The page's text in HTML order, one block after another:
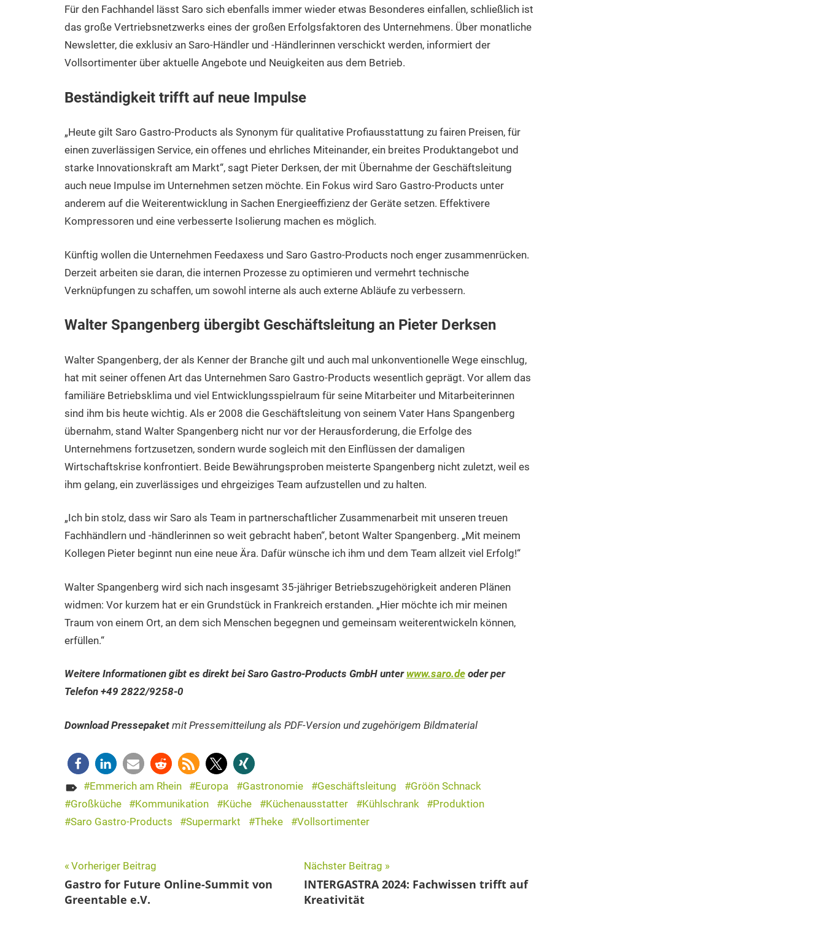
Für den Fachhandel lässt Saro sich ebenfalls immer wieder etwas Besonderes einfallen, schließlich ist
das große Vertriebsnetzwerks eines der großen Erfolgsfaktoren des Unternehmens. Über monatliche
Newsletter, die exklusiv an Saro-Händler und -Händlerinnen verschickt werden, informiert der
Vollsortimenter über aktuelle Angebote und Neuigkeiten aus dem Betrieb.
Beständigkeit trifft auf neue Impulse
„Heute gilt Saro Gastro-Products als Synonym für qualitative Profiausstattung zu fairen Preisen, für
einen zuverlässigen Service, ein offenes und ehrliches Miteinander, ein breites Produktangebot und
starke Innovationskraft am Markt“, sagt Pieter Derksen, der mit Übernahme der Geschäftsleitung
auch neue Impulse im Unternehmen setzen möchte. Ein Fokus wird Saro Gastro-Products unter
anderem auf die Weiterentwicklung in Sachen Energieeffizienz der Geräte setzen. Effektivere
Kompressoren und eine verbesserte Isolierung machen es möglich.
Künftig wollen die Unternehmen Feedaxess und Saro Gastro-Products noch enger zusammenrücken.
Derzeit arbeiten sie daran, die internen Prozesse zu optimieren und vermehrt technische
Verknüpfungen zu schaffen, um sowohl interne als auch externe Abläufe zu verbessern.
Walter Spangenberg übergibt Geschäftsleitung an Pieter Derksen
Walter Spangenberg, der als Kenner der Branche gilt und auch mal unkonventionelle Wege einschlug,
hat mit seiner offenen Art das Unternehmen Saro Gastro-Products wesentlich geprägt. Vor allem das
familiäre Betriebsklima und viel Entwicklungsspielraum für seine Mitarbeiter und Mitarbeiterinnen
sind ihm bis heute wichtig. Als er 2008 die Geschäftsleitung von seinem Vater Hans Spangenberg
übernahm, stand Walter Spangenberg nicht nur vor der Herausforderung, die Erfolge des
Unternehmens fortzusetzen, sondern wurde sogleich mit den Einflüssen der damaligen
Wirtschaftskrise konfrontiert. Beide Bewährungsproben meisterte Spangenberg nicht zuletzt, weil es
ihm gelang, ein zuverlässiges und ehrgeiziges Team aufzustellen und zu halten.
„Ich bin stolz, dass wir Saro als Team in partnerschaftlicher Zusammenarbeit mit unseren treuen
Fachhändlern und -händlerinnen so weit gebracht haben“, betont Walter Spangenberg. „Mit meinem
Kollegen Pieter beginnt nun eine neue Ära. Dafür wünsche ich ihm und dem Team allzeit viel Erfolg!“
Walter Spangenberg wird sich nach insgesamt 35-jähriger Betriebszugehörigkeit anderen Plänen
widmen: Vor kurzem hat er ein Grundstück in Frankreich erstanden. „Hier möchte ich mir meinen
Traum von einem Ort, an dem sich Menschen begegnen und gemeinsam weiterentwickeln können,
erfüllen.“
Weitere Informationen gibt es direkt bei Saro Gastro-Products GmbH unter www.saro.deoder per
Telefon +49 2822/9258-0
Download Pressepaket mit Pressemitteilung als PDF-Version und zugehörigem Bildmaterial
Emmerich am Rhein Europa Gastronomie Geschäftsleitung
Gröön Schnack
Großküche
Kommunikation Küche Küchenausstatter Kühlschrank
Produktion
Saro Gastro-Products
Supermarkt Theke Vollsortimenter
Beitragsnavigation
Vorheriger Beitrag
Gastro for Future Online-Summit von
Greentable e.V.
Nächster Beitrag
INTERGASTRA 2024: Fachwissen trifft auf
Kreativität